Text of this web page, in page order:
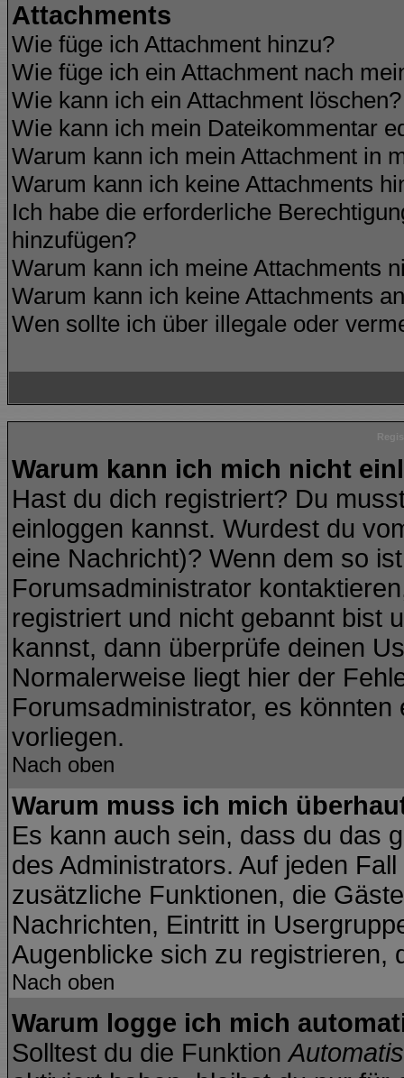
Attachments
Wie füge ich Attachment hinzu?
Wie füge ich ein Attachment nach
Wie kann ich ein Attachment löschen?
Wie kann ich mein Dateikommentar
Warum kann ich mein Attachment in
Warum kann ich keine Attachments
Ich habe die erforderliche
hinzufügen?
Warum kann ich meine Attachments
Warum kann ich keine Attachments
Wen sollte ich über illegale oder
Warum kann ich mich nicht
Hast du dich registriert? Du
einloggen kannst. Wurdest du
eine Nachricht)? Wenn dem so
Forumsadministrator
registriert und nicht gebannt bist
kannst, dann überprüfe deinen
Normalerweise liegt hier der
Forumsadministrator, es
vorliegen.
Nach oben
Warum muss ich mich
Es kann auch sein, dass du das
des Administrators. Auf jeden
zusätzliche Funktionen, die
Nachrichten, Eintritt in
Augenblicke sich zu registrieren,
Nach oben
Warum logge ich mich
Solltest du die Funktion